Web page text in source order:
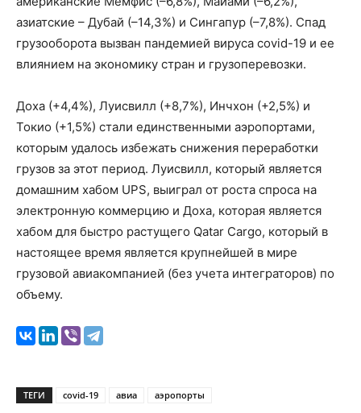
азиатские – Дубай (–14,3%) и Сингапур (–7,8%). Спад
грузооборота вызван пандемией вируса covid-19 и ее
влиянием на экономику стран и грузоперевозки.
Доха (+4,4%), Луисвилл (+8,7%), Инчхон (+2,5%) и
Токио (+1,5%) стали единственными аэропортами,
которым удалось избежать снижения переработки
грузов за этот период. Луисвилл, который является
домашним хабом UPS, выиграл от роста спроса на
электронную коммерцию и Доха, которая является
хабом для быстро растущего Qatar Cargo, который в
настоящее время является крупнейшей в мире
грузовой авиакомпанией (без учета интеграторов) по
объему.
ТЕГИ covid-19 авиа аэропорты